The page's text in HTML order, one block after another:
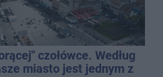
czołówce. Według
miasto jest jednym z